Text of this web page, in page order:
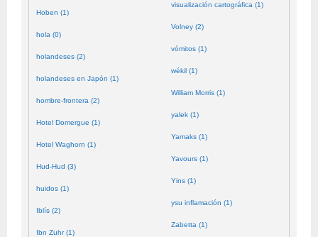
Hoben (1)
hola (0)
holandeses (2)
holandeses en Japón (1)
hombre-frontera (2)
Hotel Domergue (1)
Hotel Waghorn (1)
Hud-Hud (3)
huidos (1)
Iblís (2)
Ibn Zuhr (1)
visualización cartográfica (1)
Volney (2)
vómitos (1)
wékil (1)
William Morris (1)
yalek (1)
Yamaks (1)
Yavours (1)
Yins (1)
ysu inflamación (1)
Zabetta (1)